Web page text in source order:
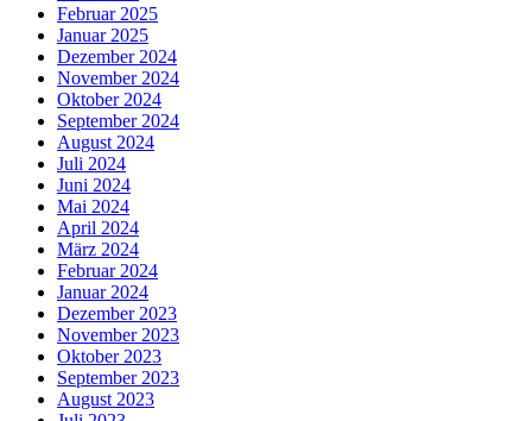
Februar 2025
Januar 2025
Dezember 2024
November 2024
Oktober 2024
September 2024
August 2024
Juli 2024
Juni 2024
Mai 2024
April 2024
März 2024
Februar 2024
Januar 2024
Dezember 2023
November 2023
Oktober 2023
September 2023
August 2023